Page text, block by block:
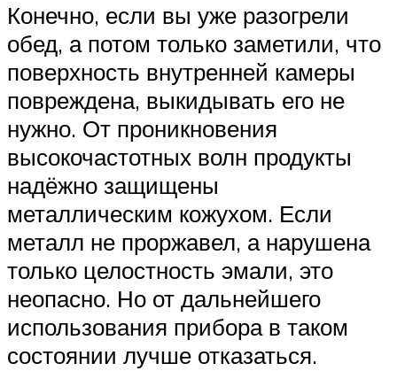
Конечно, если вы уже разогрели
обед, а потом только заметили, что
поверхность внутренней камеры
повреждена, выкидывать его не
нужно. От проникновения
высокочастотных волн продукты
надёжно защищены
металлическим кожухом. Если
металл не проржавел, а нарушена
только целостность эмали, это
неопасно. Но от дальнейшего
использования прибора в таком
состоянии лучше отказаться.